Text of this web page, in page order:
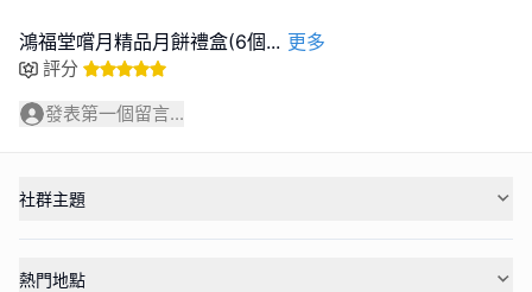
鴻福堂嚐月精品月餅禮盒(6個... 更多
評分
發表第一個留言...
社群主題
熱門地點